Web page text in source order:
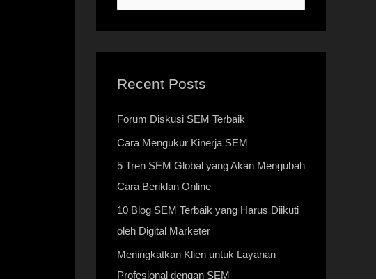
Recent Posts
Forum Diskusi SEM Terbaik
Cara Mengukur Kinerja SEM
5 Tren SEM Global yang Akan Mengubah
Cara Beriklan Online
10 Blog SEM Terbaik yang Harus Diikuti
oleh Digital Marketer
Meningkatkan Klien untuk Layanan
Profesional dengan SEM